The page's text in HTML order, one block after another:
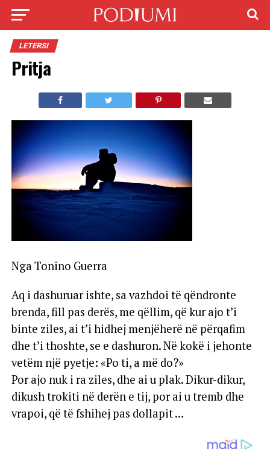
LETERSI
Pritja
Nga Tonino Guerra
Aq i dashuruar ishte, sa vazhdoi të qëndronte
brenda, fill pas derës, me qëllim, që kur ajo t’i
binte ziles, ai t’i hidhej menjëherë në përqafim
dhe t’i thoshte, se e dashuron. Në kokë i jehonte
vetëm një pyetje: «Po ti, a më do?»
Por ajo nuk i ra ziles, dhe ai u plak. Dikur-dikur,
dikush trokiti në derën e tij, por ai u tremb dhe
vrapoi, që të fshihej pas dollapit …